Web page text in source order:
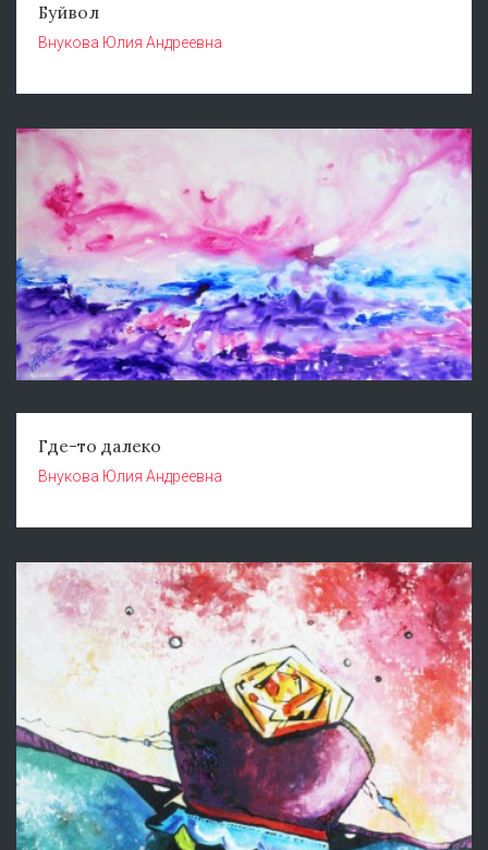
Буйвол
Внукова Юлия Андреевна
Где-то далеко
Внукова Юлия Андреевна